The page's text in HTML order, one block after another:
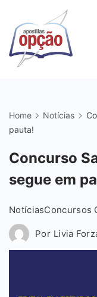
content
Home Notícias
pauta!
Concurso
segue em
NotíciasConcursos
Por Livia